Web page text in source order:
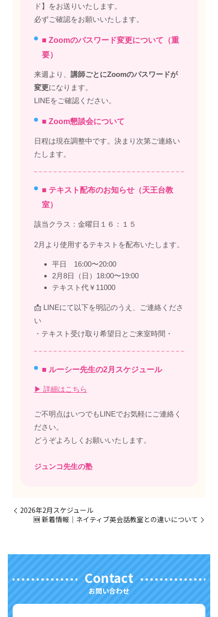
ド】をお送りいたします。
必ずご確認をお願いいたします。
■ Zoomのパスワード変更について（重
要）
来週より、 講師ごとにZoomのパスワードが
変更になります。
LINEをご確認ください。
■ Zoom懇談会について
日程は現在調整中です。決まり次第ご連絡い
たします。
■ テキスト配布のお知らせ（天王台教
室）
該当クラス：金曜日１６：１５
2月より使用するテキストを配布いたします。
平日 16:00〜20:00
2月8日（日）18:00〜19:00
テキスト代￥11000
📩 LINEにて以下を明記のうえ、ご連絡くださ
い
・テキスト受け取り希望日とご来室時間・
■ ルーシー先生の2月スケジュール
▶ 詳細はこちら
ご不明点はいつでもLINEでお気軽にご連絡く
ださい。
どうぞよろしくお願いいたします。
ジュンコ先生の塾
2026年2月スケジュール
🆕 新着情報｜ネイティブ英会話教室との違いについて
Contact
お問い合わせ